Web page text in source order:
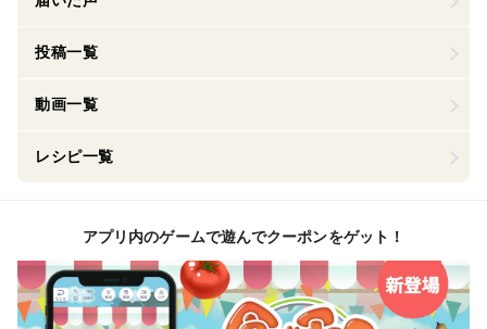
投稿一覧
動画一覧
レシピ一覧
アプリ内のゲームで遊んでクーポンをゲット！